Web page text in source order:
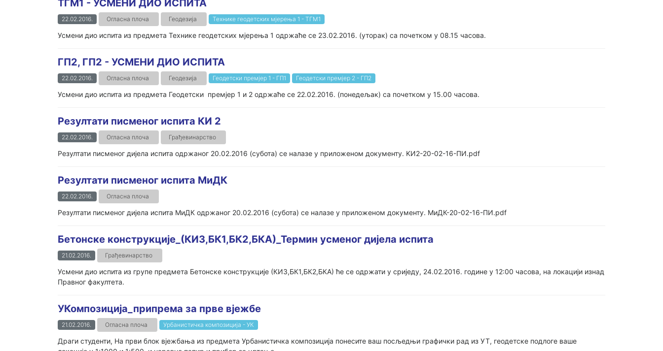
ТГМ1 - УСМЕНИ ДИО ИСПИТА
22.02.2016. Огласна плоча Геодезија Технике геодетских мјерења 1 - ТГМ1
Усмени дио испита из предмета Технике геодетских мјерења 1 одржаће се 23.02.2016. (уторак) са почетком у 08.15 часова.
ГП2, ГП2 - УСМЕНИ ДИО ИСПИТА
22.02.2016. Огласна плоча Геодезија Геодетски премјер 1 - ГП1 Геодетски премјер 2 - ГП2
Усмени дио испита из предмета Геодетски премјер 1 и 2 одржаће се 22.02.2016. (понедељак) са почетком у 15.00 часова.
Резултати писменог испита КИ 2
22.02.2016. Огласна плоча Грађевинарство
Резултати писменог дијела испита одржаног 20.02.2016 (субота) се налазе у приложеном документу. KИ2-20-02-16-ПИ.pdf
Резултати писменог испита МиДК
22.02.2016. Огласна плоча
Резултати писменог дијела испита МиДК одржаног 20.02.2016 (субота) се налазе у приложеном документу. МиДК-20-02-16-ПИ.pdf
Бетонске конструкције_(КИ3,БК1,БК2,БКА)_Термин усменог дијела испита
21.02.2016. Грађевинарство
Усмени дио испита из групе предмета Бетонске конструкције (КИ3,БК1,БК2,БКА) ће се одржати у сриједу, 24.02.2016. године у 12:00 часова, на локацији изнад
Правног факултета.
УКомпозиција_припрема за прве вјежбе
21.02.2016. Огласна плоча Урбанистичка композиција - УК
Драги студенти, На први блок вјежбања из предмета Урбанистичка композиција понесите ваш посљедњи графички рад из УТ, геодетске подлоге ваше